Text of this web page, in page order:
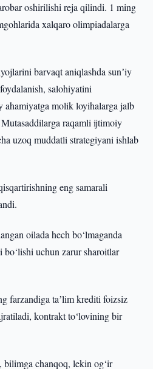
oshirilishi reja qilindi. 1 ming
xalqaro olimpiadalarga
barvaqt aniqlashda sunʼiy
salohiyatini
ahamiyatga molik loyihalarga jalb
raqamli ijtimoiy
uzoq muddatli strategiyani ishlab
eng samarali
oilada hech bo‘lmaganda
uchun zarur sharoitlar
farzandiga taʼlim krediti foizsiz
kontrakt to‘lovining bir
chanqoq, lekin og‘ir